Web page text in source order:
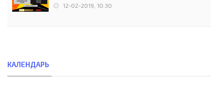
12-02-2019, 10:30
КАЛЕНДАРЬ